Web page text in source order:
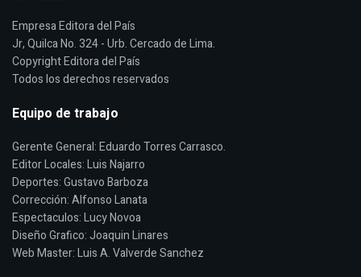
Empresa Editora del País
Jr, Quilca No. 324 - Urb. Cercado de Lima.
Copyright Editora del País
Todos los derechos reservados
Equipo de trabajo
Gerente General: Eduardo Torres Carrasco.
Editor Locales: Luis Najarro
Deportes: Gustavo Barboza
Corrección: Alfonso Lanata
Espectaculos: Lucy Novoa
Diseño Grafico: Joaquin Linares
Web Master: Luis A. Valverde Sanchez